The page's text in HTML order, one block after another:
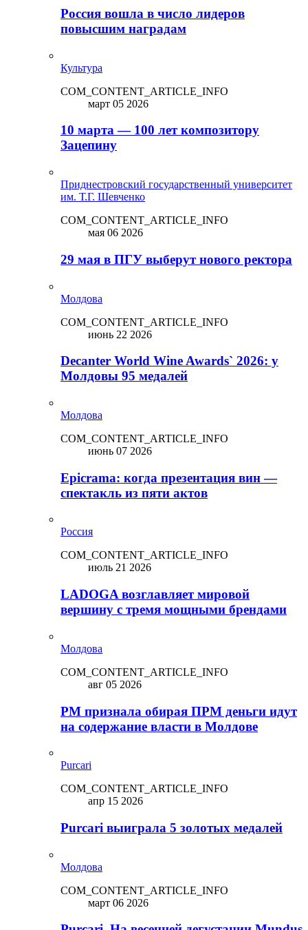
Россия вошла в число лидеров
повысшим наградам
Культура
COM_CONTENT_ARTICLE_INFO
март 05 2026
10 марта — 100 лет композитору
Зацепину
Приднестровский государственный университет
им. Т.Г. Шевченко
COM_CONTENT_ARTICLE_INFO
мая 06 2026
29 мая в ПГУ выберут нового ректора
Молдова
COM_CONTENT_ARTICLE_INFO
июнь 22 2026
Decanter World Wine Awards` 2026: у
Молдовы 95 медалей
Молдова
COM_CONTENT_ARTICLE_INFO
июнь 07 2026
Epicrama: когда презентация вин —
спектакль из пяти актов
Россия
COM_CONTENT_ARTICLE_INFO
июль 21 2026
LADOGA возглавляет мировой
вершину с тремя мощными брендами
Молдова
COM_CONTENT_ARTICLE_INFO
авг 05 2026
PM признала обирая ПРМ деньги идут
на содержание власти в Молдове
Purcari
COM_CONTENT_ARTICLE_INFO
апр 15 2026
Purcari выиграла 5 золотых медалей
Молдова
COM_CONTENT_ARTICLE_INFO
март 06 2026